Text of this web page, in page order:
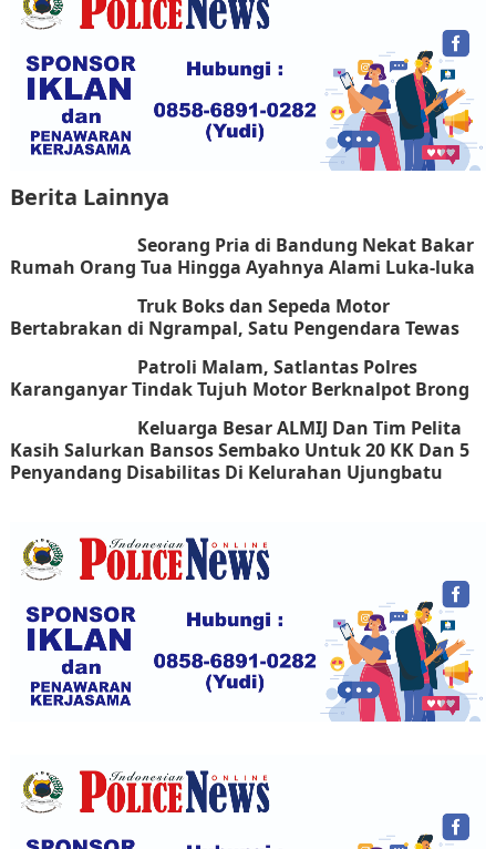
Berita Lainnya
Seorang Pria di Bandung Nekat Bakar
Rumah Orang Tua Hingga Ayahnya Alami Luka-luka
Truk Boks dan Sepeda Motor
Bertabrakan di Ngrampal, Satu Pengendara Tewas
Patroli Malam, Satlantas Polres
Karanganyar Tindak Tujuh Motor Berknalpot Brong
Keluarga Besar ALMIJ Dan Tim Pelita
Kasih Salurkan Bansos Sembako Untuk 20 KK Dan 5
Penyandang Disabilitas Di Kelurahan Ujungbatu